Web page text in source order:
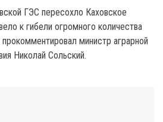
ГЭС пересохло Каховское
к гибели огромного количества
министр аграрной
Николай Сольский.